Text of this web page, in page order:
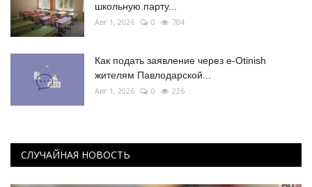
школьную парту...
Авг 1, 2026 0 704
Как подать заявление через e-Otinish
жителям Павлодарской...
Авг 1, 2026 0 226
СЛУЧАЙНАЯ НОВОСТЬ